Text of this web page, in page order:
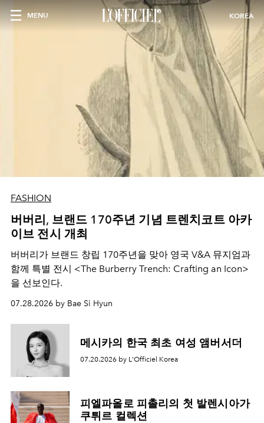
MENU KOREA
FASHION
버버리, 브랜드 170주년 기념 트렌치코트 아카
이브 전시 개최
버버리가 브랜드 창립 170주년을 맞아 영국 V&A 뮤지엄과
함께 특별 전시 <The Burberry Trench: Crafting an Icon>
을 선보인다.
07.28.2026 by Bae Si Hyun
메시카의 한국 최초 여성 앰버서더
07.20.2026 by L'Officiel Korea
피엘파올로 피촐리의 첫 발렌시아가
쿠튀르 컬렉션